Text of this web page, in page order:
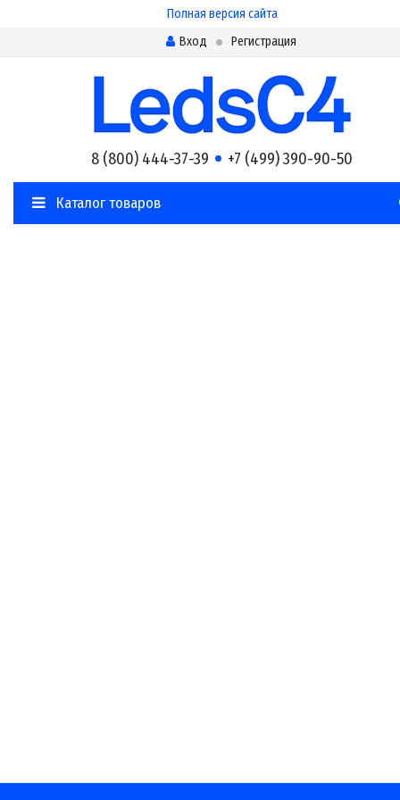
Полная версия сайта
Вход
Регистрация
8 (800) 444-37-39 +7 (499) 390-90-50
Каталог товаров